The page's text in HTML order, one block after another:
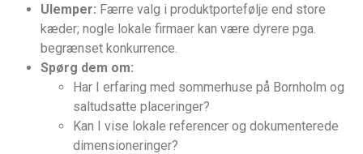
Ulemper: Færre valg i produktportefølje end store
kæder; nogle lokale firmaer kan være dyrere pga.
begrænset konkurrence.
Spørg dem om:
Har I erfaring med sommerhuse på Bornholm og
saltudsatte placeringer?
Kan I vise lokale referencer og dokumenterede
dimensioneringer?